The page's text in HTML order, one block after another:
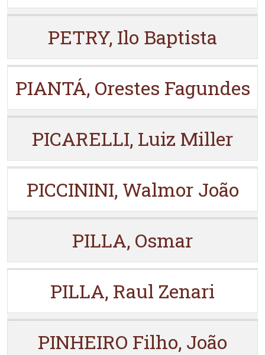
PETRY, Ilo Baptista
PIANTÁ, Orestes Fagundes
PICARELLI, Luiz Miller
PICCININI, Walmor João
PILLA, Osmar
PILLA, Raul Zenari
PINHEIRO Filho, João